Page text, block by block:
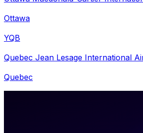
Ottawa
YQB
Quebec Jean Lesage International
Quebec